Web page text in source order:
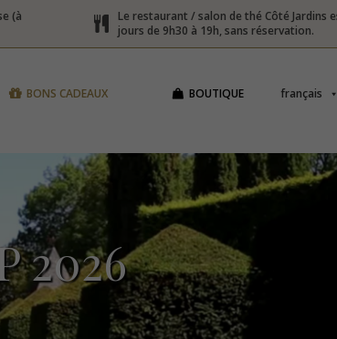
(à
Le restaurant / salon de thé Côté Jardins
jours de 9h30 à 19h, sans réservation.
français
BOUTIQUE
BONS CADEAUX
2026